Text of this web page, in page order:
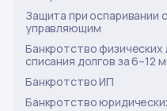
Защита при оспаривании
управляющим
Банкротство физических
списания долгов за 6–12
Банкротство ИП
Банкротство